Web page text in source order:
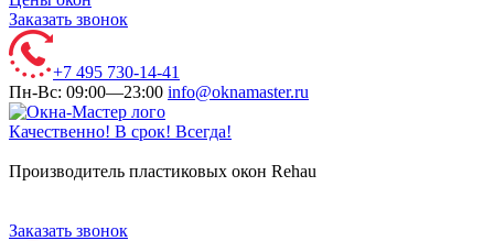
Заказать звонок
+7 495 730-14-41
Пн-Вс: 09:00—23:00 info@oknamaster.ru
Качественно! В срок! Всегда!
Производитель пластиковых окон Rehau
Заказать звонок